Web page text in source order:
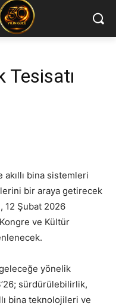
Tesisatı
akıllı bina sistemleri
bir araya getirecek
12 Şubat 2026
ve Kültür
yönelik
sürdürülebilirlik,
bina teknolojileri ve